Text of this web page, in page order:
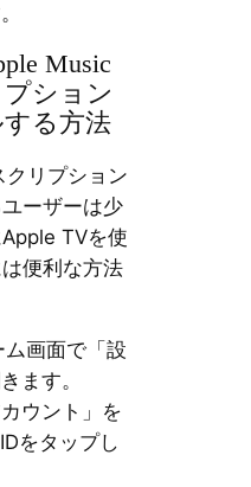
Music
ション
る方法
リプション
ーザーは少
TVを使
便利な方法
画面で「設
ます。
ウント」を
をタップし